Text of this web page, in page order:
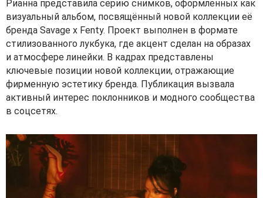
Рианна представила серию снимков, оформленных как
визуальный альбом, посвящённый новой коллекции её
бренда Savage x Fenty. Проект выполнен в формате
стилизованного лукбука, где акцент сделан на образах
и атмосфере линейки. В кадрах представлены
ключевые позиции новой коллекции, отражающие
фирменную эстетику бренда. Публикация вызвала
активный интерес поклонников и модного сообщества
в соцсетях.